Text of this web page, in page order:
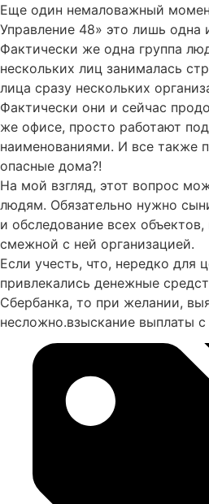
Еще один немаловажный
Управление 48» это лишь одна
Фактически же одна группа
нескольких лиц занималась
лица сразу нескольких
Фактически они и сейчас
же офисе, просто работают
наименованиями. И все также
опасные дома?!
На мой взгляд, этот вопрос
людям. Обязательно нужно
и обследование всех
смежной с ней организацией.
Если учесть, что, нередко для
привлекались денежные
Сбербанка, то при желании,
несложно.взыскание выплаты